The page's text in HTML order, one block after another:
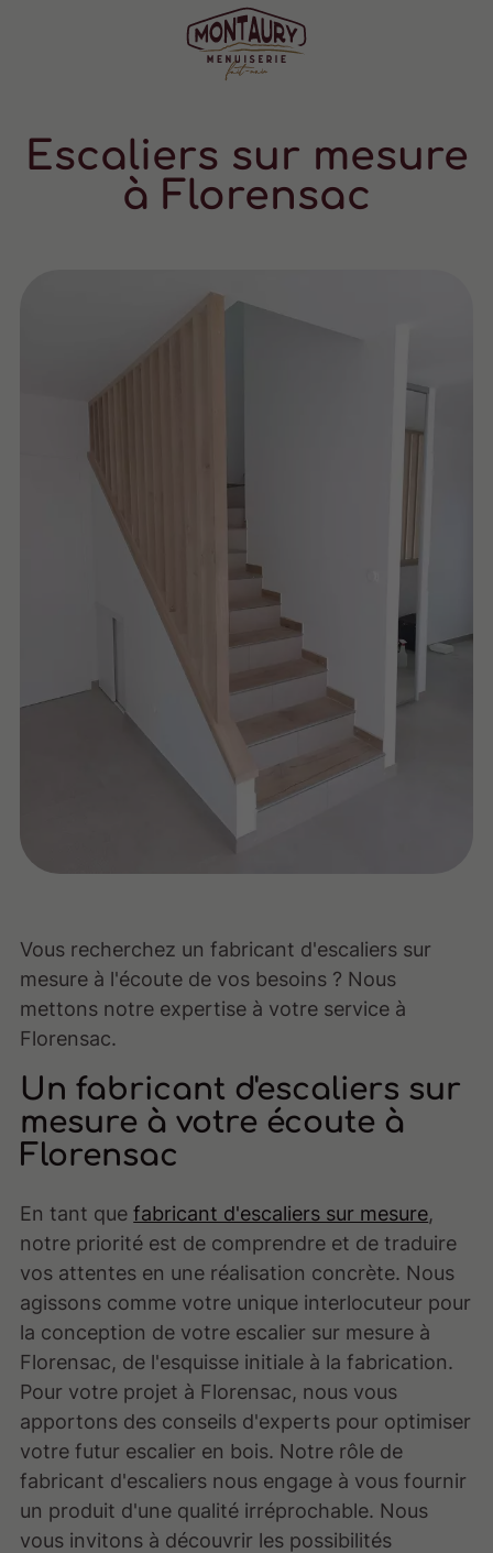
Escaliers sur mesure
à Florensac
Vous recherchez un fabricant d'escaliers sur
mesure à l'écoute de vos besoins ? Nous
mettons notre expertise à votre service à
Florensac.
Un fabricant d'escaliers sur
mesure à votre écoute à
Florensac
En tant quefabricant d'escaliers sur mesure,
notre priorité est de comprendre et de traduire
vos attentes en une réalisation concrète. Nous
agissons comme votre unique interlocuteur pour
la conception de votre escalier sur mesure à
Florensac, de l'esquisse initiale à la fabrication.
Pour votre projet à Florensac, nous vous
apportons des conseils d'experts pour optimiser
votre futur escalier en bois. Notre rôle de
fabricant d'escaliers nous engage à vous fournir
un produit d'une qualité irréprochable. Nous
vous invitons à découvrir les possibilités